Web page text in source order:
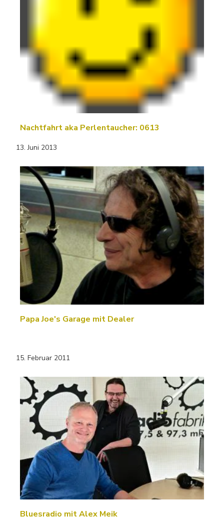
Nachtfahrt aka Perlentaucher: 0613
13. Juni 2013
Papa Joe's Garage mit Dealer
15. Februar 2011
Bluesradio mit Alex Meik